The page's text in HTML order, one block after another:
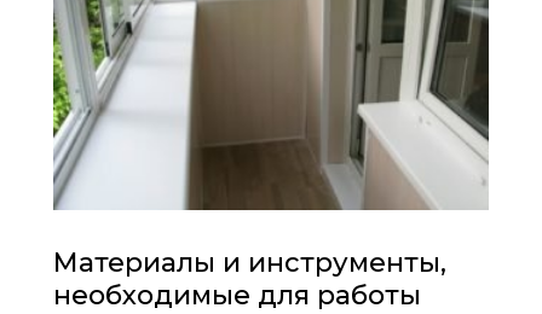
Материалы и инструменты,
необходимые для работы